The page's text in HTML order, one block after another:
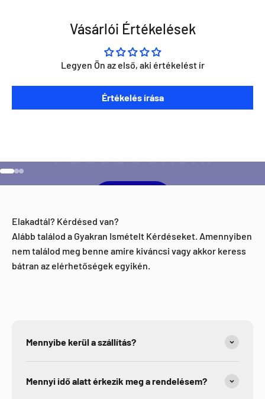
Vásárlói Értékelések
Legyen Ön az első, aki értékelést ír
Értékelés írása
Szeretnéd ha napra kész lennél minden Direct Darts
aktivitással kapcsolatban?
Elakadtál? Kérdésed van?
Alább találod a Gyakran Ismételt Kérdéseket. Amennyiben
nem találod meg benne amire kiváncsi vagy akkor keress
bátran az elérhetőségek egyikén.
Mennyibe kerül a szállítás?
Mennyi idő alatt érkezik meg a rendelésem?